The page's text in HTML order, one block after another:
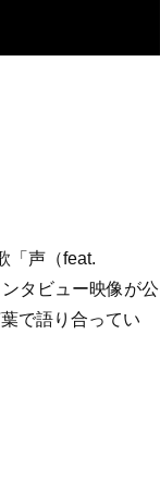
「声（feat.
タビュー映像が公
で語り合ってい